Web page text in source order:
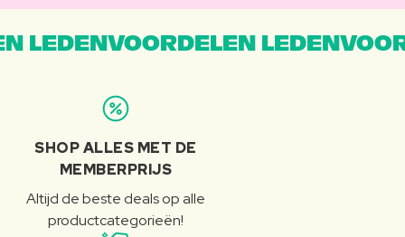
LEDENVOORDELEN
SHOP ALLES MET DE
MEMBERPRIJS
Altijd de beste deals op alle
productcategorieën!